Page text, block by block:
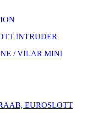
INTRUDER
/ VILAR MINI
EUROSLOTT